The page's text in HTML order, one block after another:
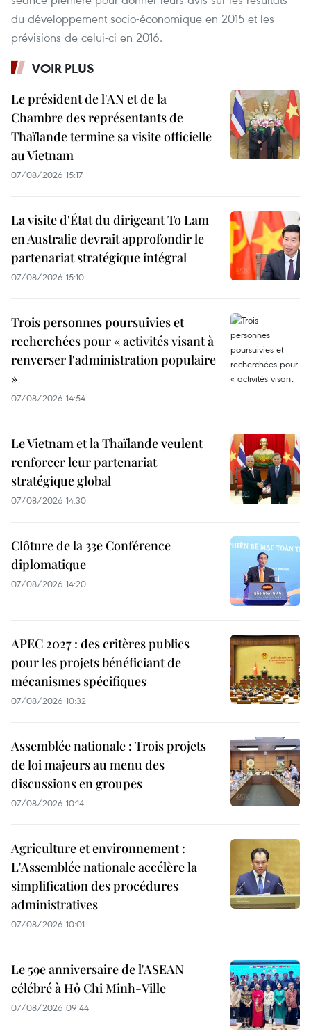
du développement socio-économique en 2015 et les
prévisions de celui-ci en 2016.
VOIR PLUS
Le président de l'AN et de la
Chambre des représentants de
Thaïlande termine sa visite officielle
au Vietnam
07/08/2026 15:17
La visite d'État du dirigeant To Lam
en Australie devrait approfondir le
partenariat stratégique intégral
07/08/2026 15:10
Trois personnes poursuivies et
recherchées pour « activités visant à
renverser l'administration populaire
»
07/08/2026 14:54
Le Vietnam et la Thaïlande veulent
renforcer leur partenariat
stratégique global
07/08/2026 14:30
Clôture de la 33e Conférence
diplomatique
07/08/2026 14:20
APEC 2027 : des critères publics
pour les projets bénéficiant de
mécanismes spécifiques
07/08/2026 10:32
Assemblée nationale : Trois projets
de loi majeurs au menu des
discussions en groupes
07/08/2026 10:14
Agriculture et environnement :
L'Assemblée nationale accélère la
simplification des procédures
administratives
07/08/2026 10:01
Le 59e anniversaire de l'ASEAN
célébré à Hô Chi Minh-Ville
07/08/2026 09:44